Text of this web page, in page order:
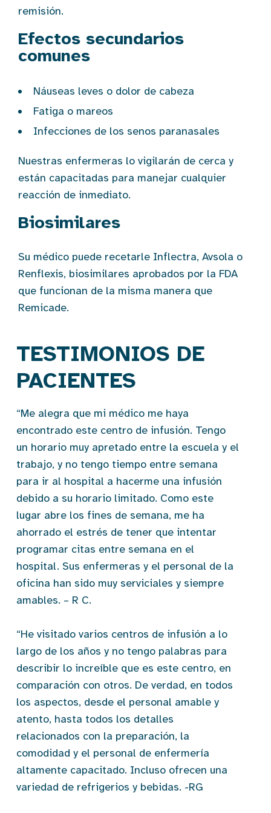
remisión.
Efectos secundarios
comunes
Náuseas leves o dolor de cabeza
Fatiga o mareos
Infecciones de los senos paranasales
Nuestras enfermeras lo vigilarán de cerca y
están capacitadas para manejar cualquier
reacción de inmediato.
Biosimilares
Su médico puede recetarle Inflectra, Avsola o
Renflexis, biosimilares aprobados por la FDA
que funcionan de la misma manera que
Remicade.
TESTIMONIOS DE
PACIENTES
“Me alegra que mi médico me haya
encontrado este centro de infusión. Tengo
un horario muy apretado entre la escuela y el
trabajo, y no tengo tiempo entre semana
para ir al hospital a hacerme una infusión
debido a su horario limitado. Como este
lugar abre los fines de semana, me ha
ahorrado el estrés de tener que intentar
programar citas entre semana en el
hospital. Sus enfermeras y el personal de la
oficina han sido muy serviciales y siempre
amables. – R C.
“He visitado varios centros de infusión a lo
largo de los años y no tengo palabras para
describir lo increíble que es este centro, en
comparación con otros. De verdad, en todos
los aspectos, desde el personal amable y
atento, hasta todos los detalles
relacionados con la preparación, la
comodidad y el personal de enfermería
altamente capacitado. Incluso ofrecen una
variedad de refrigerios y bebidas. -RG